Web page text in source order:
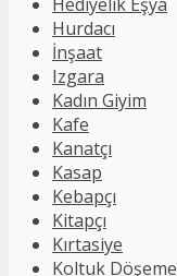
Hediyelik Eşya
Hurdacı
İnşaat
Izgara
Kadın Giyim
Kafe
Kanatçı
Kasap
Kebapçı
Kitapçı
Kırtasiye
Koltuk Döşeme